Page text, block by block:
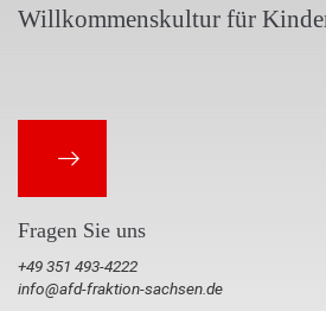
Willkommenskultur für
Fragen Sie uns
+49 351 493-4222
info@afd-fraktion-sachsen.de